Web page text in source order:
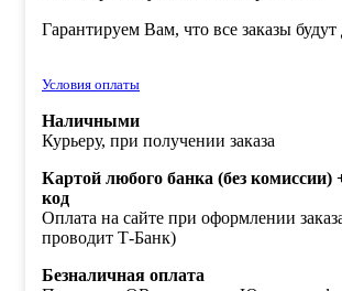
Гарантируем Вам, что все заказы
Условия оплаты
Наличными
Курьеру, при получении заказа
Картой любого банка (без
код
Оплата на сайте при оформлении
проводит Т-Банк)
Безналичная оплата